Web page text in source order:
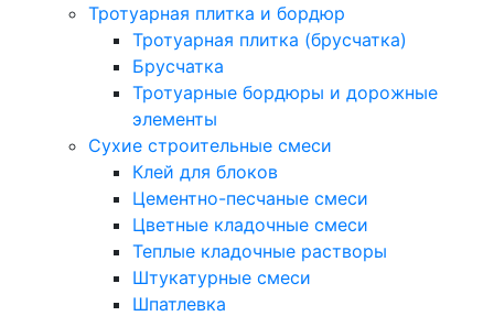
Тротуарная плитка и бордюр
Тротуарная плитка (брусчатка)
Брусчатка
Тротуарные бордюры и дорожные
элементы
Сухие строительные смеси
Клей для блоков
Цементно-песчаные смеси
Цветные кладочные смеси
Теплые кладочные растворы
Штукатурные смеси
Шпатлевка